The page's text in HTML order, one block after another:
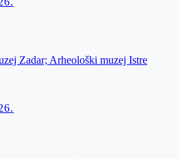
Zadar; Arheološki muzej Istre